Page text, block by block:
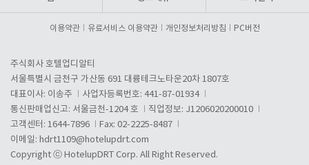
이용약관 유료서비스 이용약관 개인정보처리방침 PC버전
주식회사 호텔업디알티
서울특별시 금천구 가산동 691 대륭테크노타운20차 1807호
대표이사: 이송주
사업자등록번호: 441-87-01934
통신판매업신고: 서울금천-1204 호
직업정보: J1206020200010
고객센터: 1644-7896
Fax: 02-2225-8487
이메일: hdrt1109@hotelupdrt.com
Copyright ⓒ HotelupDRT Corp. All Right Reserved.